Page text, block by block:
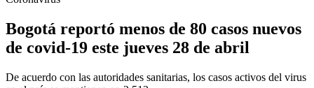
Bogotá reportó menos de 80 casos nuevos
de covid-19 este jueves 28 de abril
De acuerdo con las autoridades sanitarias, los casos activos del virus